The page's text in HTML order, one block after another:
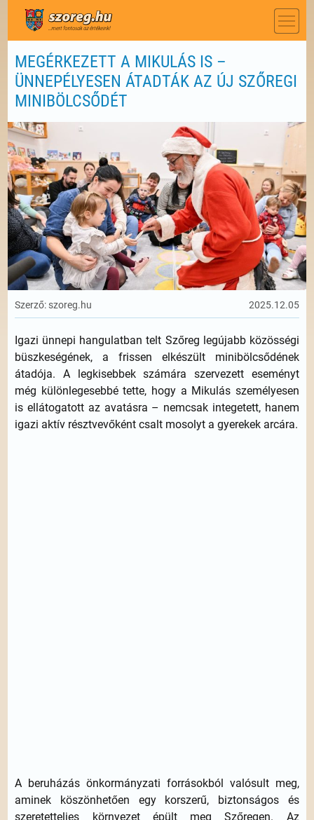
MEGÉRKEZETT A MIKULÁS IS –
ÜNNEPÉLYESEN ÁTADTÁK AZ ÚJ SZŐREGI
MINIBÖLCSŐDÉT
Szerző: szoreg.hu 2025.12.05
Igazi ünnepi hangulatban telt Szőreg legújabb közösségi
büszkeségének, a frissen elkészült minibölcsődének
átadója. A legkisebbek számára szervezett eseményt
még különlegesebbé tette, hogy a Mikulás személyesen
is ellátogatott az avatásra – nemcsak integetett, hanem
igazi aktív résztvevőként csalt mosolyt a gyerekek arcára.
A beruházás önkormányzati forrásokból valósult meg,
aminek köszönhetően egy korszerű, biztonságos és
szeretetteljes környezet épült meg Szőregen. Az